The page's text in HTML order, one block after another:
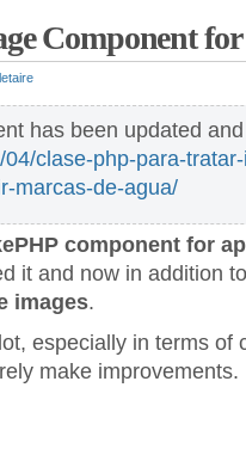
Component
has been updated
04/clase-php-para-
marcas-de-agua/
component for
it and now in addition
images.
especially in terms of
make improvements.